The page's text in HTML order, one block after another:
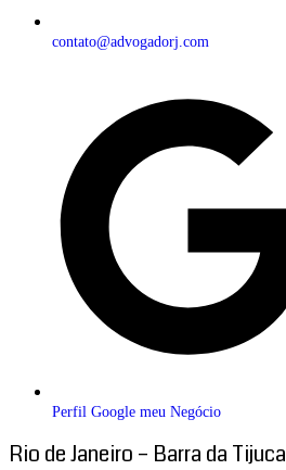
contato@advogadorj.com
Perfil Google meu Negócio
Rio de Janeiro – Barra da Tijuca